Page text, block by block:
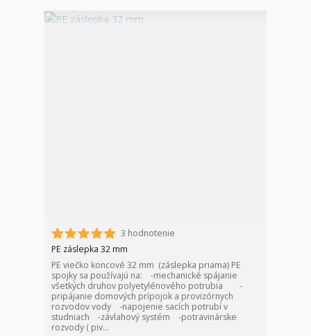
3 hodnotenie
PE záslepka 32 mm
PE viečko koncové 32 mm (záslepka priama) PE
spojky sa používajú na: -mechanické spájanie
všetkých druhov polyetylénového potrubia -
pripájanie domových prípojok a provizórnych
rozvodov vody -napojenie sacích potrubí v
studniach -závlahový systém -potravinárske
rozvody ( piv...